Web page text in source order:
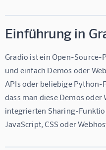
Einführung in
Gradio ist ein Open-
und einfach Demos oder
APIs oder beliebige Python-
dass man diese Demos
integrierten Sharing-
JavaScript, CSS oder